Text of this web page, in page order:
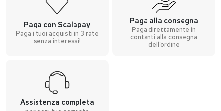
Paga con Scalapay
Paga i tuoi acquisti in 3 rate
senza interessi!
Paga alla consegna
Paga direttamente in
contanti alla consegna
dell’ordine
Assistenza completa